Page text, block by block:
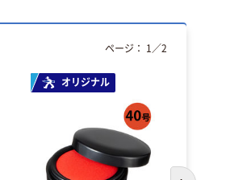
オリジナル
ページ： 1 ／2